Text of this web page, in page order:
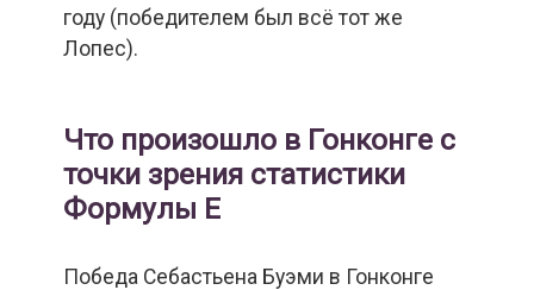
году (победителем был всё тот же
Лопес).
Что произошло в Гонконге с
точки зрения статистики
Формулы Е
Победа Себастьена Буэми в Гонконге